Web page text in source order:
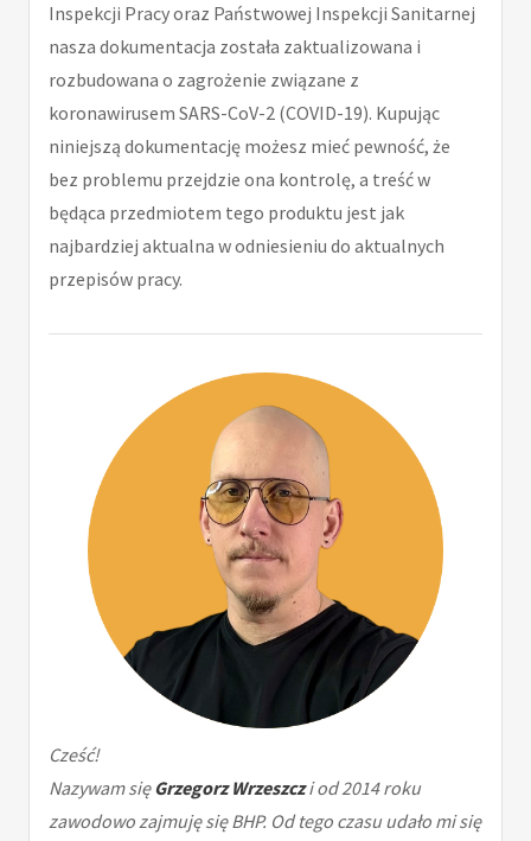
Inspekcji Pracy oraz Państwowej Inspekcji Sanitarnej
nasza dokumentacja została zaktualizowana i
rozbudowana o zagrożenie związane z
koronawirusem SARS-CoV-2 (COVID-19). Kupując
niniejszą dokumentację możesz mieć pewność, że
bez problemu przejdzie ona kontrolę, a treść w
będąca przedmiotem tego produktu jest jak
najbardziej aktualna w odniesieniu do aktualnych
przepisów pracy.
Cześć!
Nazywam sięGrzegorz Wrzeszczi od 2014 roku
zawodowo zajmuję się BHP. Od tego czasu udało mi się